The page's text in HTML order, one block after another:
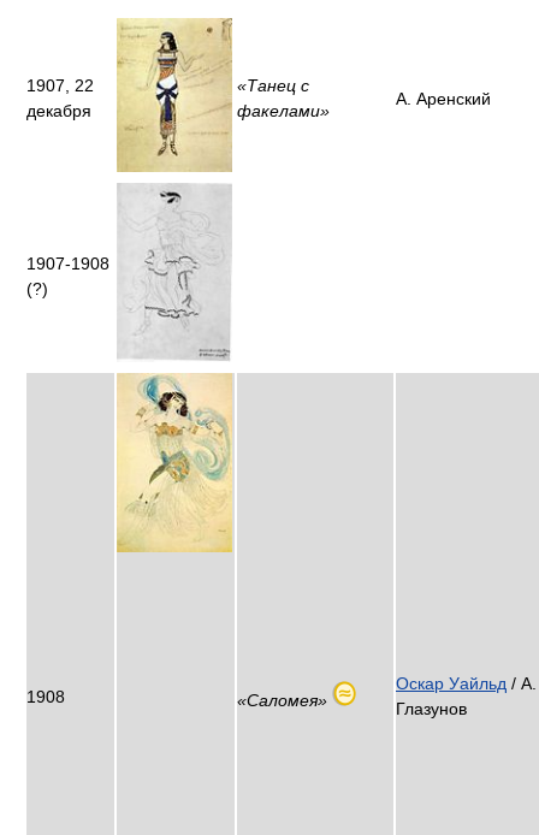
1907, 22
декабря
«Танец с
факелами»
А. Аренский
1907-1908
(?)
1908 «Саломея»
Оскар Уайльд / А.
Глазунов